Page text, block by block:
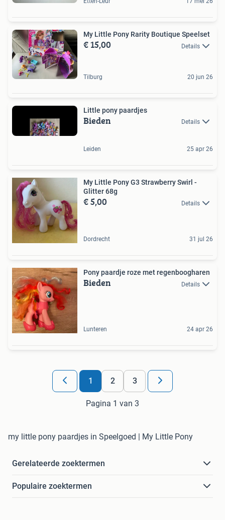
My Little Pony Rarity Boutique Speelset
€ 15,00 Details
Tilburg 20 jun 26
Little pony paardjes
Bieden Details
Leiden 25 apr 26
My Little Pony G3 Strawberry Swirl -
Glitter 68g
€ 5,00 Details
Dordrecht 31 jul 26
Pony paardje roze met regenboogharen
Bieden Details
Lunteren 24 apr 26
1 2 3
Pagina 1 van 3
my little pony paardjes in Speelgoed | My Little Pony
Gerelateerde zoektermen
Populaire zoektermen